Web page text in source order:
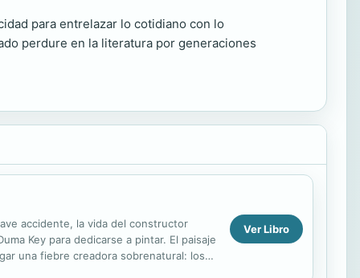
para entrelazar lo cotidiano con lo
perdure en la literatura por generaciones
accidente, la vida del constructor
Key para dedicarse a pintar. El paisaje
una fiebre creadora sobrenatural: los
Ver Libro